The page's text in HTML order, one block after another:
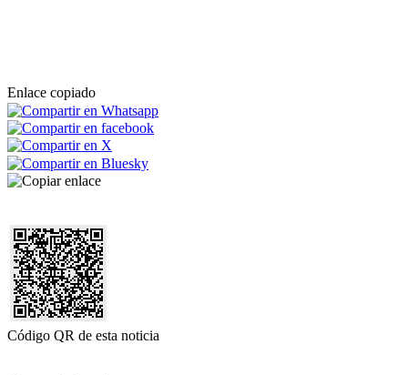
Enlace copiado
Código QR de esta noticia